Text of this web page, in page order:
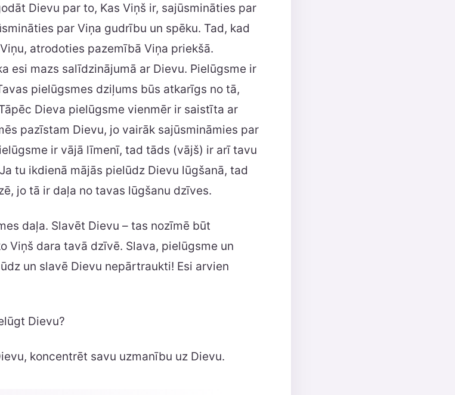
Dievu par to, Kas Viņš ir, sajūsmināties par
par Viņa gudrību un spēku. Tad, kad
atrodoties pazemībā Viņa priekšā.
esi mazs salīdzinājumā ar Dievu. Pielūgsme ir
pielūgsmes dziļums būs atkarīgs no tā,
Dieva pielūgsme vienmēr ir saistīta ar
pazīstam Dievu, jo vairāk sajūsmināmies par
ir vājā līmenī, tad tāds (vājš) ir arī tavu
tu ikdienā mājās pielūdz Dievu lūgšanā, tad
jo tā ir daļa no tavas lūgšanu dzīves.
daļa. Slavēt Dievu – tas nozīmē būt
Viņš dara tavā dzīvē. Slava, pielūgsme un
un slavē Dievu nepārtraukti! Esi arvien
Dievu?
koncentrēt savu uzmanību uz Dievu.